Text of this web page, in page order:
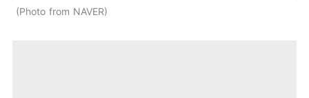
Photo from NAVER